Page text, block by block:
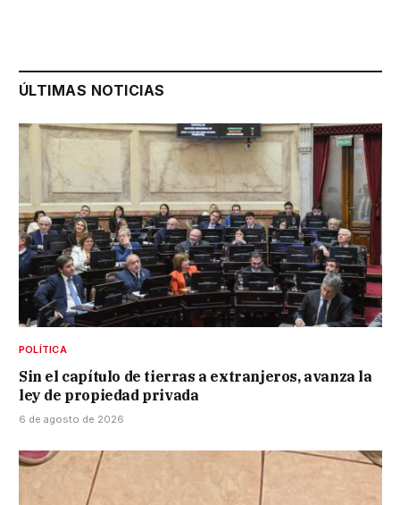
ÚLTIMAS NOTICIAS
POLÍTICA
Sin el capítulo de tierras a extranjeros, avanza la
ley de propiedad privada
6 de agosto de 2026